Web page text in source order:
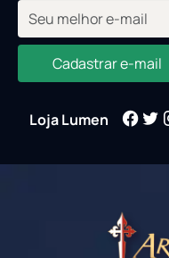
Cadastrar e-mail
Loja Lumen